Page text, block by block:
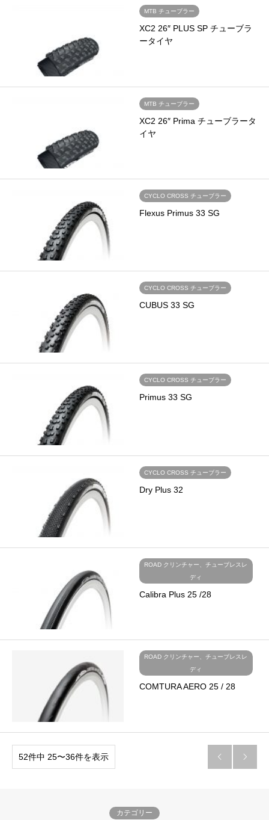
MTB チューブラー
XC2 26″ PLUS SP チューブラ
ータイヤ
MTB チューブラー
XC2 26″ Prima チューブラータ
イヤ
CYCLO CROSS チューブラー
Flexus Primus 33 SG
CYCLO CROSS チューブラー
CUBUS 33 SG
CYCLO CROSS チューブラー
Primus 33 SG
CYCLO CROSS チューブラー
Dry Plus 32
ROAD クリンチャー、チューブレスレ
ディ
Calibra Plus 25 /28
ROAD クリンチャー、チューブレスレ
ディ
COMTURA AERO 25 / 28
52件中 25〜36件を表示  
カテゴリー